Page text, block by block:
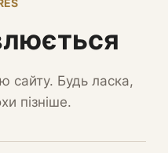
сайту. Будь ласка,
пізніше.